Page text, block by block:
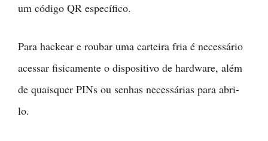
um código QR específico.
Para hackear e roubar uma carteira fria é necessário
acessar fisicamente o dispositivo de hardware, além
de quaisquer PINs ou senhas necessárias para abri-
lo.